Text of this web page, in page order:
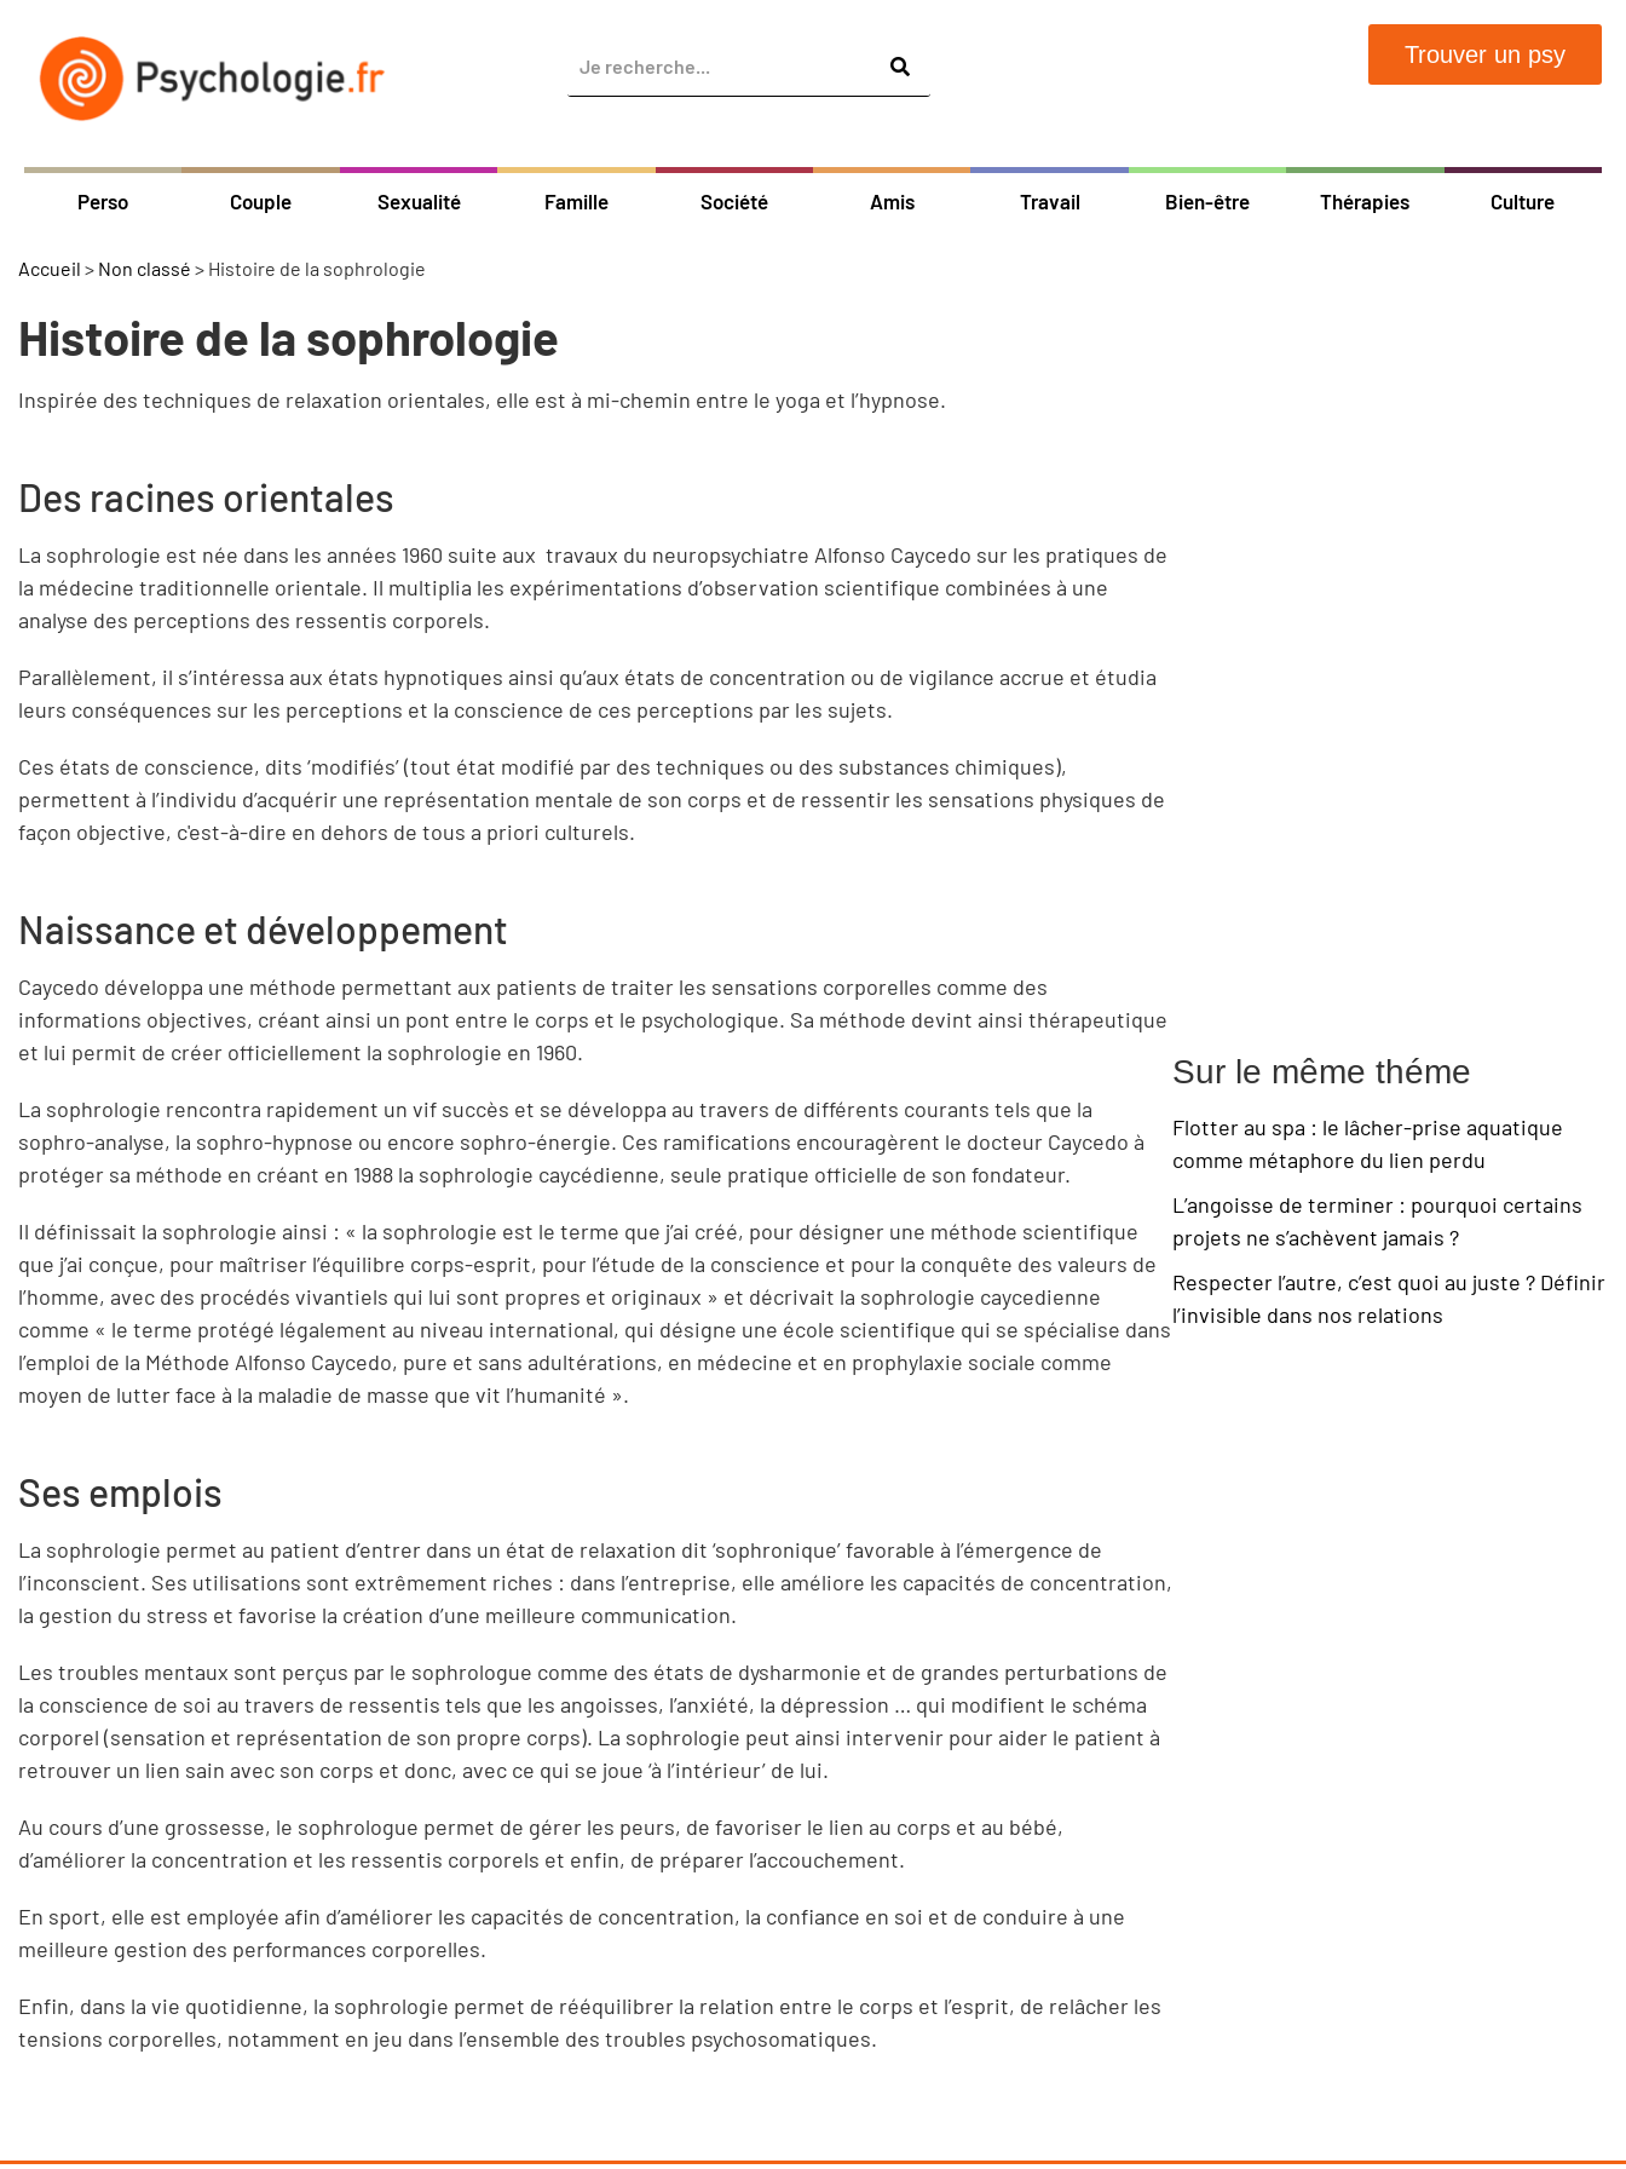
Trouver un psy
Perso Couple Sexualité Famille Société Amis Travail Bien-être Thérapies Culture
Accueil > Non classé > Histoire de la sophrologie
Histoire de la sophrologie
Inspirée des techniques de relaxation orientales, elle est à mi-chemin entre le yoga et l’hypnose.
Des racines orientales
La sophrologie est née dans les années 1960 suite aux travaux du neuropsychiatre Alfonso Caycedo sur les pratiques de
la médecine traditionnelle orientale. Il multiplia les expérimentations d’observation scientifique combinées à une
analyse des perceptions des ressentis corporels.
Parallèlement, il s’intéressa aux états hypnotiques ainsi qu’aux états de concentration ou de vigilance accrue et étudia
leurs conséquences sur les perceptions et la conscience de ces perceptions par les sujets.
Ces états de conscience, dits ‘modifiés’ (tout état modifié par des techniques ou des substances chimiques),
permettent à l’individu d’acquérir une représentation mentale de son corps et de ressentir les sensations physiques de
façon objective, c'est-à-dire en dehors de tous a priori culturels.
Naissance et développement
Caycedo développa une méthode permettant aux patients de traiter les sensations corporelles comme des
informations objectives, créant ainsi un pont entre le corps et le psychologique. Sa méthode devint ainsi thérapeutique
et lui permit de créer officiellement la sophrologie en 1960.
La sophrologie rencontra rapidement un vif succès et se développa au travers de différents courants tels que la
sophro-analyse, la sophro-hypnose ou encore sophro-énergie. Ces ramifications encouragèrent le docteur Caycedo à
protéger sa méthode en créant en 1988 la sophrologie caycédienne, seule pratique officielle de son fondateur.
Il définissait la sophrologie ainsi : « la sophrologie est le terme que j’ai créé, pour désigner une méthode scientifique
que j’ai conçue, pour maîtriser l’équilibre corps-esprit, pour l’étude de la conscience et pour la conquête des valeurs de
l’homme, avec des procédés vivantiels qui lui sont propres et originaux » et décrivait la sophrologie caycedienne
comme « le terme protégé légalement au niveau international, qui désigne une école scientifique qui se spécialise dans
l’emploi de la Méthode Alfonso Caycedo, pure et sans adultérations, en médecine et en prophylaxie sociale comme
moyen de lutter face à la maladie de masse que vit l’humanité ».
Ses emplois
La sophrologie permet au patient d’entrer dans un état de relaxation dit ‘sophronique’ favorable à l’émergence de
l’inconscient. Ses utilisations sont extrêmement riches : dans l’entreprise, elle améliore les capacités de concentration,
la gestion du stress et favorise la création d’une meilleure communication.
Les troubles mentaux sont perçus par le sophrologue comme des états de dysharmonie et de grandes perturbations de
la conscience de soi au travers de ressentis tels que les angoisses, l’anxiété, la dépression … qui modifient le schéma
corporel (sensation et représentation de son propre corps). La sophrologie peut ainsi intervenir pour aider le patient à
retrouver un lien sain avec son corps et donc, avec ce qui se joue ‘à l’intérieur’ de lui.
Au cours d’une grossesse, le sophrologue permet de gérer les peurs, de favoriser le lien au corps et au bébé,
d’améliorer la concentration et les ressentis corporels et enfin, de préparer l’accouchement.
En sport, elle est employée afin d’améliorer les capacités de concentration, la confiance en soi et de conduire à une
meilleure gestion des performances corporelles.
Enfin, dans la vie quotidienne, la sophrologie permet de rééquilibrer la relation entre le corps et l’esprit, de relâcher les
tensions corporelles, notamment en jeu dans l’ensemble des troubles psychosomatiques.
Sur le même théme
Flotter au spa : le lâcher-prise aquatique
comme métaphore du lien perdu
L’angoisse de terminer : pourquoi certains
projets ne s’achèvent jamais ?
Respecter l’autre, c’est quoi au juste ? Définir
l’invisible dans nos relations